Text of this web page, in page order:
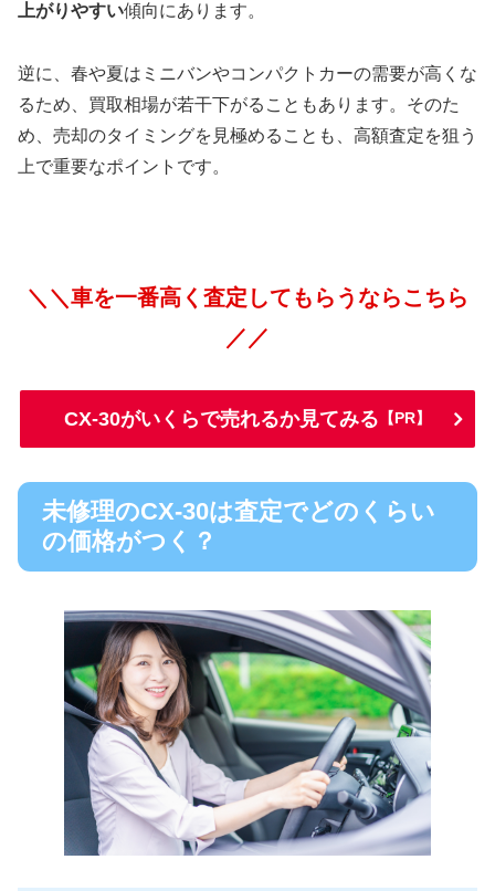
上がりやすい傾向にあります。
逆に、春や夏はミニバンやコンパクトカーの需要が高くな
るため、買取相場が若干下がることもあります。そのた
め、売却のタイミングを見極めることも、高額査定を狙う
上で重要なポイントです。
＼＼車を一番高く査定してもらうならこちら
／／
CX-30がいくらで売れるか見てみる 【PR】
未修理のCX-30は査定でどのくらい
の価格がつく？